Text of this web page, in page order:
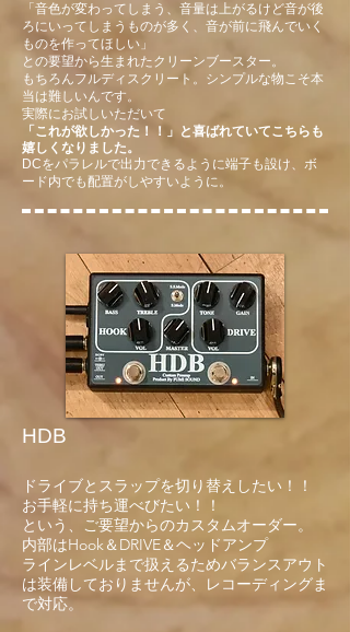
「 音色が変わってしまう、音量は上がるけど音が後
ろにいってしまうものが多く、音が前に飛んでいく
ものを作ってほしい」
との要望から生 まれたクリーンブースター。
​もちろんフルディスクリート。シンプルな物こそ本
当は難し いんです。
実際にお試しいただいて
「これが欲しかった！！」と喜ばれていてこちらも
嬉しくなりました。
DCをパラレルで出力できるように​端子も設け、ボ
ード内でも配置がしやすいように。
HDB
ドライブとスラップを切り替えしたい！！
お手軽に持ち運べびたい！！
という、ご要望からのカスタムオーダー。
内部はHook＆DRIVE＆ヘッドアンプ
ラインレベルま で扱えるためバランスアウト
は装備しておりませんが、レコーディ ングま
で対応。